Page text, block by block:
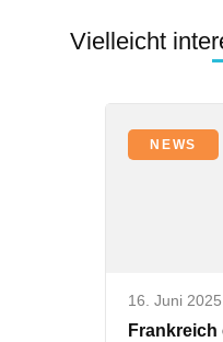
Vielleicht
NEWS
16. Juni 2025
Frankreich